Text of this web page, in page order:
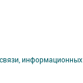
информационных